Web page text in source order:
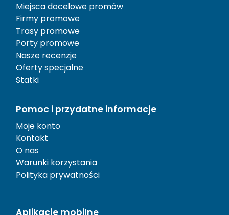
Miejsca docelowe promów
Firmy promowe
Trasy promowe
Porty promowe
Nasze recenzje
Oferty specjalne
Statki
Pomoc i przydatne informacje
Moje konto
Kontakt
O nas
Warunki korzystania
Polityka prywatności
Aplikacje mobilne